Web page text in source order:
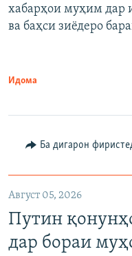
720p
хабарҳои муҳим дар
ва баҳси зиёдеро
Идома
Ба дигарон
Август 05, 2026
Путин
дар бораи